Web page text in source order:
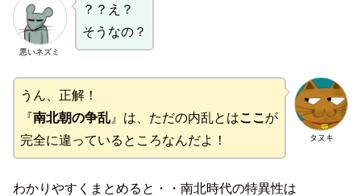
悪いネズミ
？？え？
そうなの？
タヌキ
うん、正解！
『南北朝の争乱 』は、ただの内乱とはここ が
完全に違っているところなんだよ！
わかりやすくまとめると・・南北時代の特異性は